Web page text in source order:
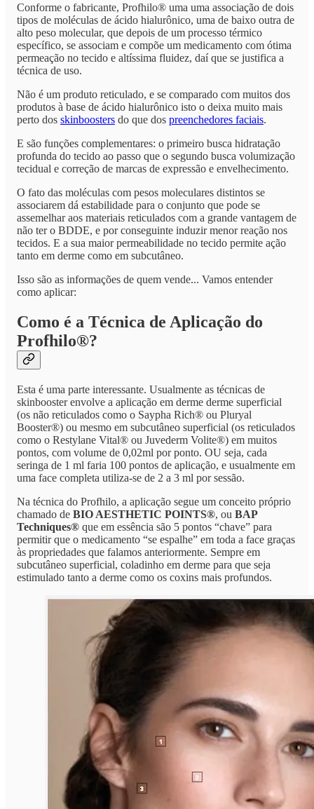
Conforme o fabricante, Profhilo® uma uma associação de dois
tipos de moléculas de ácido hialurônico, uma de baixo outra de
alto peso molecular, que depois de um processo térmico
específico, se associam e compõe um medicamento com ótima
permeação no tecido e altíssima fluidez, daí que se justifica a
técnica de uso.
Não é um produto reticulado, e se comparado com muitos dos
produtos à base de ácido hialurônico isto o deixa muito mais
perto dos skinboosters do que dos preenchedores faciais.
E são funções complementares: o primeiro busca hidratação
profunda do tecido ao passo que o segundo busca volumização
tecidual e correção de marcas de expressão e envelhecimento.
O fato das moléculas com pesos moleculares distintos se
associarem dá estabilidade para o conjunto que pode se
assemelhar aos materiais reticulados com a grande vantagem de
não ter o BDDE, e por conseguinte induzir menor reação nos
tecidos. E a sua maior permeabilidade no tecido permite ação
tanto em derme como em subcutâneo.
Isso são as informações de quem vende... Vamos entender
como aplicar:
Como é a Técnica de Aplicação do
Profhilo®?
Esta é uma parte interessante. Usualmente as técnicas de
skinbooster envolve a aplicação em derme derme superficial
(os não reticulados como o Saypha Rich® ou Pluryal
Booster®) ou mesmo em subcutâneo superficial (os reticulados
como o Restylane Vital® ou Juvederm Volite®) em muitos
pontos, com volume de 0,02ml por ponto. OU seja, cada
seringa de 1 ml faria 100 pontos de aplicação, e usualmente em
uma face completa utiliza-se de 2 a 3 ml por sessão.
Na técnica do Profhilo, a aplicação segue um conceito próprio
chamado de BIO AESTHETIC POINTS®, ou BAP
Techniques® que em essência são 5 pontos “chave” para
permitir que o medicamento “se espalhe” em toda a face graças
às propriedades que falamos anteriormente. Sempre em
subcutâneo superficial, coladinho em derme para que seja
estimulado tanto a derme como os coxins mais profundos.